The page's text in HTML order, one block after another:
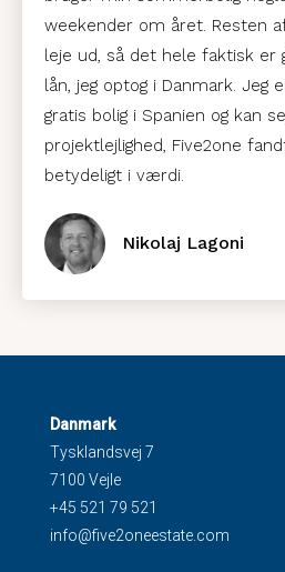
weekender om året. Resten
leje ud, så det hele faktisk er
lån, jeg optog i Danmark. Jeg
gratis bolig i Spanien og kan
projektlejlighed, Five2one
betydeligt i værdi.
Nikolaj Lagoni
Danmark
Tysklandsvej 7
7100 Vejle
+45 521 79 521
info@five2oneestate.com